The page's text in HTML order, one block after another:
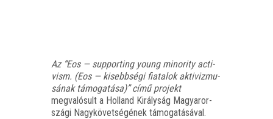
Az “Eos — sup­port­ing young mino­rity acti­
vism. (Eos — kisebb­sé­gi fia­ta­lok akti­viz­mu­
sá­nak támo­ga­tá­sa)” című projekt
meg­va­ló­sult a Hol­land Király­ság Magyar­or­
szá­gi Nagy­kö­vet­sé­gé­nek támogatásával.